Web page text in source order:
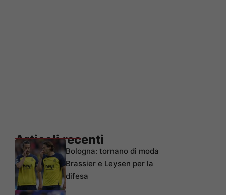
Articoli recenti
Bologna: tornano di moda
Brassier e Leysen per la
difesa